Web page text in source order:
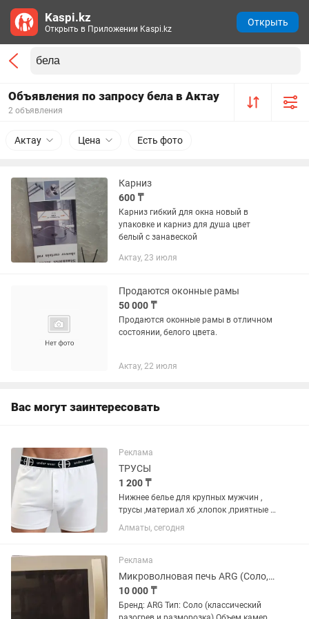
Объявления по запросу бела в Актау
2 объявления
Актау Цена Есть фото
Карниз
600 ₸
Карниз гибкий для окна новый в
упаковке и карниз для душа цвет
белый с занавеской
Актау, 23 июля
Продаются оконные рамы
50 000 ₸
Продаются оконные рамы в отличном
состоянии, белого цвета.
Актау, 22 июля
Вас могут заинтересовать
Реклама
ТРУСЫ
1 200 ₸
Нижнее белье для крупных мужчин ,
трусы ,материал хб ,хлопок ,приятные к
телу ,не садяться, не линяют,
качественно сшиты , не
Алматы, сегодня
Реклама
Микроволновая печь ARG (Соло, 20 л, 700 Вт) Белая
10 000 ₸
Бренд: ARG Тип: Соло (классический
Kaspi.kz
Открыть в Приложении Kaspi.kz
Открыть